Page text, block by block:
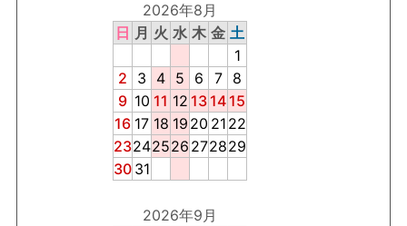
2026年8月
日 月 火 水 木 金 土
1
2
3 4 5 6 7
8
9 10 11 12 13 14 15
16 17 18 19 20 21 22
23242526 272829
30 31
2026年9月